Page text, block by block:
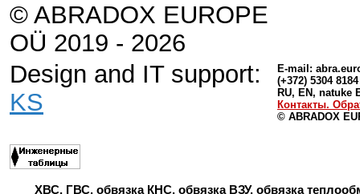
© ABRADOX EUROPE
OÜ 2019 - 2026
Design and IT support:
KS
E-mail:
(+372) 5304
RU, EN, natuke
Контакты.
© ABRADOX
ХВС, ГВС, обвязка КНС, обвязка ВЗУ, обвязка